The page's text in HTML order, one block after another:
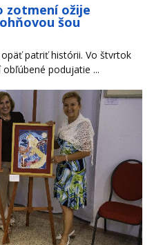
zotmení ožije
šou
patriť histórii. Vo štvrtok
podujatie ...